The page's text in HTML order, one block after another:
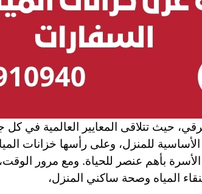
حيث تتلاقى المعايير العالمية في
للمنزل، وعلى رأسها خزانات
بأهم عنصر للحياة. ومع مرور
المياه وصحة ساكني المنزل،